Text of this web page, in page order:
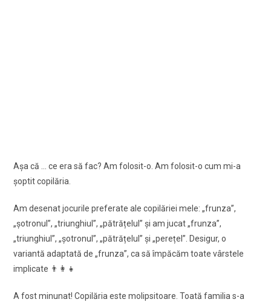
Aşa că … ce era să fac? Am folosit-o. Am folosit-o cum mi-a
şoptit copilăria.
Am desenat jocurile preferate ale copilăriei mele: „frunza”,
„şotronul”, „triunghiul”, „pătrățelul” şi am jucat „frunza”,
„triunghiul”, „şotronul”, „pătrățelul” şi „perețel”. Desigur, o
variantă adaptată de „frunza”, ca să împăcăm toate vârstele
implicate 👨‍👩‍👧
A fost minunat! Copilăria este molipsitoare. Toată familia s-a